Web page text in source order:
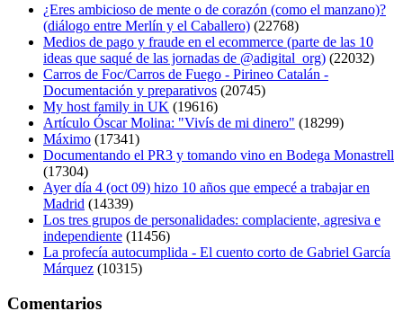
¿Eres ambicioso de mente o de corazón (como el manzano)?
(diálogo entre Merlín y el Caballero) (22768)
Medios de pago y fraude en el ecommerce (parte de las 10
ideas que saqué de las jornadas de @adigital_org) (22032)
Carros de Foc/Carros de Fuego - Pirineo Catalán -
Documentación y preparativos (20745)
My host family in UK (19616)
Artículo Óscar Molina: "Vivís de mi dinero" (18299)
Máximo (17341)
Documentando el PR3 y tomando vino en Bodega Monastrell
(17304)
Ayer día 4 (oct 09) hizo 10 años que empecé a trabajar en
Madrid (14339)
Los tres grupos de personalidades: complaciente, agresiva e
independiente (11456)
La profecía autocumplida - El cuento corto de Gabriel García
Márquez (10315)
Comentarios